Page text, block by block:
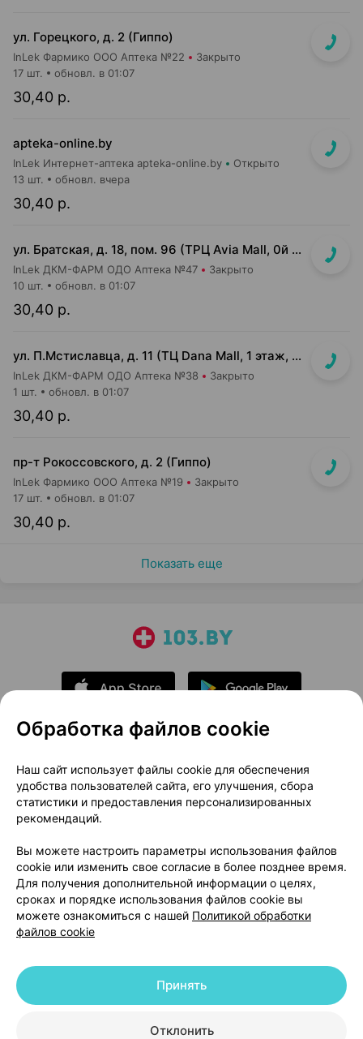
ул. Горецкого, д. 2 (Гиппо)
InLek Фармико ООО Аптека №22 Закрыто
30,40 р.
17 шт. обновл. в 01:07
apteka-online.by
InLek Интернет-аптека apteka-online.by Открыто
30,40 р.
13 шт. обновл. вчера
ул. Братская, д. 18, пом. 96 (ТРЦ Avia Mall, 0й этаж рядом с гипермаркетом Green)
InLek ДКМ-ФАРМ ОДО Аптека №47 Закрыто
30,40 р.
10 шт. обновл. в 01:07
ул. П.Мстиславца, д. 11 (ТЦ Dana Mall, 1 этаж, вход напротив инфоцентра м-на Green)
InLek ДКМ-ФАРМ ОДО Аптека №38 Закрыто
30,40 р.
1 шт. обновл. в 01:07
пр-т Рокоссовского, д. 2 (Гиппо)
InLek Фармико ООО Аптека №19 Закрыто
30,40 р.
17 шт. обновл. в 01:07
Показать еще
О проекте
Новости проекта
Размещение рекламы
Медицинский маркетинг
Публичный договор
Доставка
Способы оплаты
Вакансии
Партнеры
Написать руководителю 103.by
Написать в поддержку
Персональные настройки Cookie
© 2026 ООО «Артокс Лаб», УНП 191700409 | 220012, Республика Беларусь,
+375 291212755
Обработка файлов cookie
Наш сайт использует файлы cookie для обеспечения
удобства пользователей сайта, его улучшения, сбора
статистики и предоставления персонализированных
рекомендаций.
Вы можете настроить параметры использования файлов
cookie или изменить свое согласие в более позднее время.
Для получения дополнительной информации о целях,
сроках и порядке использования файлов cookie вы
можете ознакомиться с нашей Политикой обработки
файлов cookie
Отклонить
Принять